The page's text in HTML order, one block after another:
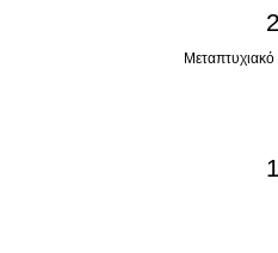
Μεταπτυχιακό